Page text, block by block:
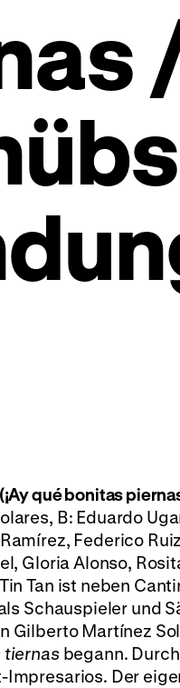
qué bonitas
B: Eduardo
Federico
Gloria Alonso,
Tan ist neben
Schauspieler und
Gilberto Martínez
tiernas begann.
Impresarios. Der